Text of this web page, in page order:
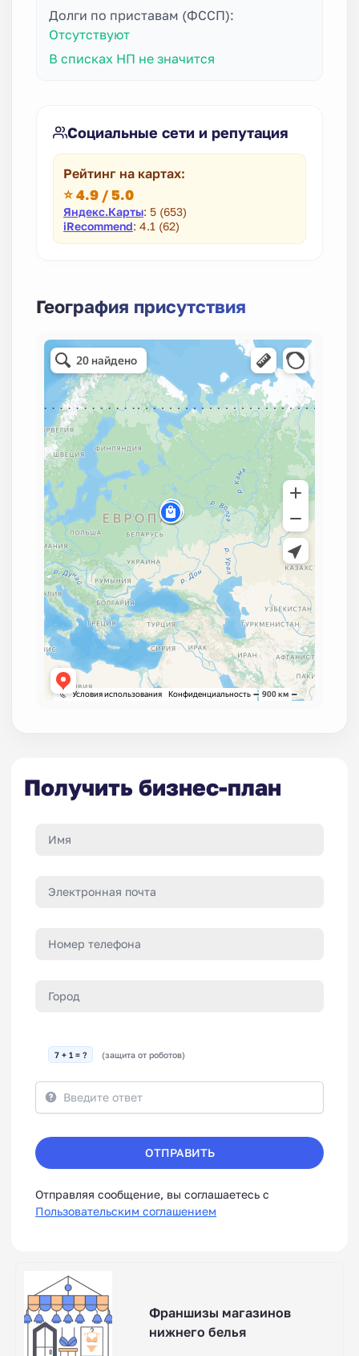
Долги по приставам (ФССП):
Отсутствуют
В списках НП не значится
Социальные сети и репутация
Рейтинг на картах:
⭐ 4.9 / 5.0
Яндекс.Карты: 5 (653)
iRecommend: 4.1 (62)
География присутствия
Получить бизнес-план
7 + 1 = ? (защита от роботов)
ОТПРАВИТЬ
Отправляя сообщение, вы соглашаетесь с
Пользовательским соглашением
Франшизы магазинов
нижнего белья